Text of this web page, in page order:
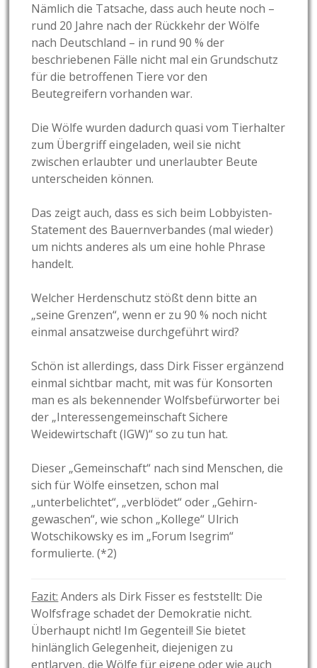
Nämlich die Tatsache, dass auch heute noch –
rund 20 Jahre nach der Rückkehr der Wölfe
nach Deutschland – in rund 90 % der
beschriebenen Fälle nicht mal ein Grundschutz
für die betroffenen Tiere vor den
Beutegreifern vorhanden war.
Die Wölfe wurden dadurch quasi vom Tierhalter
zum Übergriff eingeladen, weil sie nicht
zwischen erlaubter und unerlaubter Beute
unterscheiden können.
Das zeigt auch, dass es sich beim Lobbyisten-
Statement des Bauernverbandes (mal wieder)
um nichts anderes als um eine hohle Phrase
handelt.
Welcher Herdenschutz stößt denn bitte an
„seine Grenzen“, wenn er zu 90 % noch nicht
einmal ansatzweise durchgeführt wird?
Schön ist allerdings, dass Dirk Fisser ergänzend
einmal sichtbar macht, mit was für Konsorten
man es als bekennender Wolfsbefürworter bei
der „Interessengemeinschaft Sichere
Weidewirtschaft (IGW)“ so zu tun hat.
Dieser „Gemeinschaft“ nach sind Menschen, die
sich für Wölfe einsetzen, schon mal
„unterbelichtet“, „verblödet“ oder „Gehirn-
gewaschen“, wie schon „Kollege“ Ulrich
Wotschikowsky es im „Forum Isegrim“
formulierte. (*2)
Fazit: Anders als Dirk Fisser es feststellt: Die
Wolfsfrage schadet der Demokratie nicht.
Überhaupt nicht! Im Gegenteil! Sie bietet
hinlänglich Gelegenheit, diejenigen zu
entlarven, die Wölfe für eigene oder wie auch